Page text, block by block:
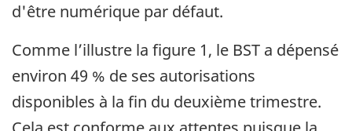
d'être numérique par défaut.
Comme l’illustre la figure 1, le BST a dépensé
environ 49 % de ses autorisations
disponibles à la fin du deuxième trimestre.